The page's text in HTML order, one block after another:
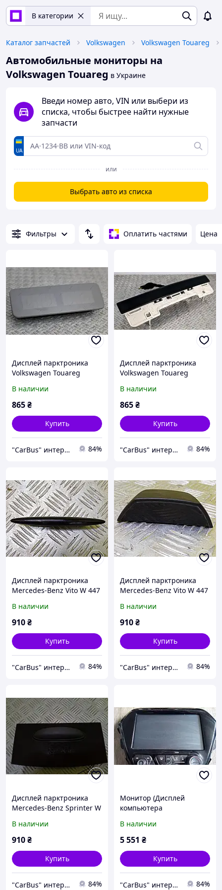
В категории
Каталог запчастей Volkswagen Volkswagen Touareg
Автомобильные мониторы на
Volkswagen Touareg в Украине
Введи номер авто, VIN или выбери из
списка, чтобы быстрее найти нужные
запчасти
UA
или
Выбрать авто из списка
Фильтры Оплатить частями Цена
Дисплей парктроника
Volkswagen Touareg
3D0919473
В наличии
865₴
Купить
"CarBus" интернет-магазин запчастей 84%
Дисплей парктроника
Volkswagen Touareg
7L6919473D
В наличии
865₴
Купить
"CarBus" интернет-магазин запчастей 84%
Дисплей парктроника
Mercedes-Benz Vito W 447
В наличии
910₴
Купить
"CarBus" интернет-магазин запчастей 84%
Дисплей парктроника
Mercedes-Benz Vito W 447
В наличии
910₴
Купить
"CarBus" интернет-магазин запчастей 84%
Дисплей парктроника
Mercedes-Benz Sprinter W
A0015423623
В наличии
910₴
Купить
"CarBus" интернет-магазин запчастей 84%
Монитор (Дисплей
компьютера
Bolt EV (2017-2021),
42556932
В наличии
5 551 ₴
Купить
"CarBus" интернет-магазин запчастей 84%